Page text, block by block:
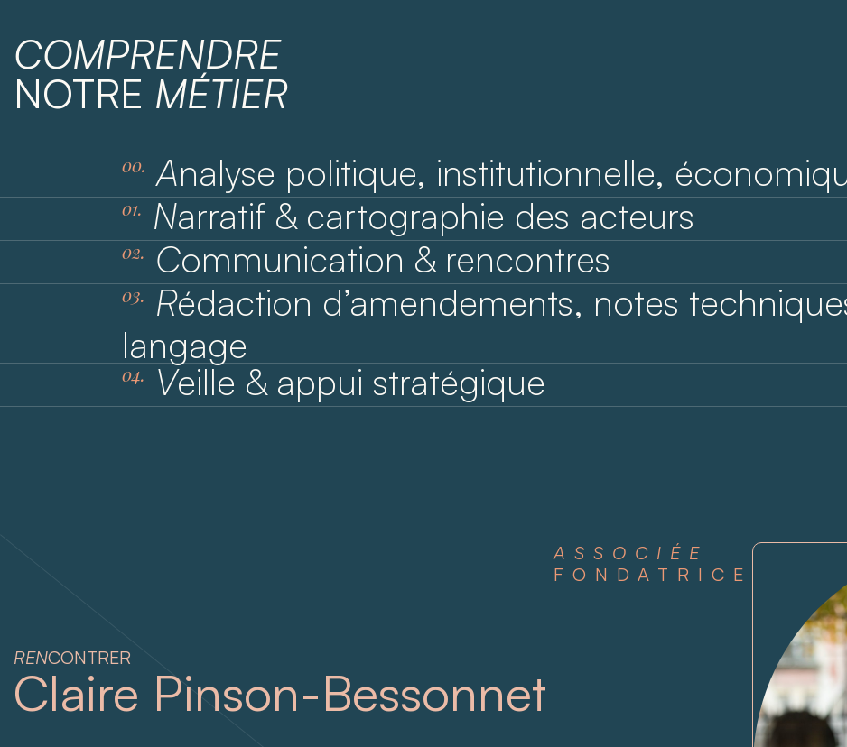
COMPRENDRE
NOTRE MÉTIER
00. Analyse politique, institutionnelle,
01. Narratif & cartographie des acteurs
02. Communication & rencontres
03. Rédaction d’amendements, notes
langage
04. Veille & appui stratégique
ASSOCIÉE
FONDATRICE
RENCONTRER
Claire Pinson-Bessonnet